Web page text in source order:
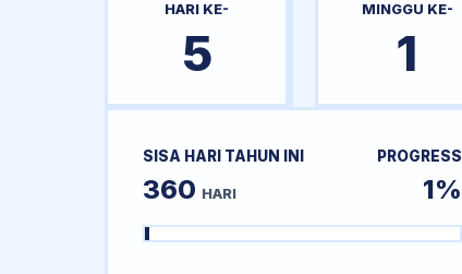
HARI KE-
5
MINGGU KE-
1
SISA HARI TAHUN INI
360 HARI
PROGRESS
1%